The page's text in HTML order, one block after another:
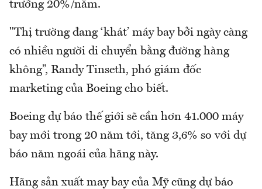
trưởng 20%/năm.
"Thị trường đang ‘khát’ máy bay bởi ngày càng
có nhiều người di chuyển bằng đường hàng
không”, Randy Tinseth, phó giám đốc
marketing của Boeing cho biết.
Boeing dự báo thế giới sẽ cần hơn 41.000 máy
bay mới trong 20 năm tới, tăng 3,6% so với dự
báo năm ngoái của hãng này.
Hãng sản xuất may bay của Mỹ cũng dự báo